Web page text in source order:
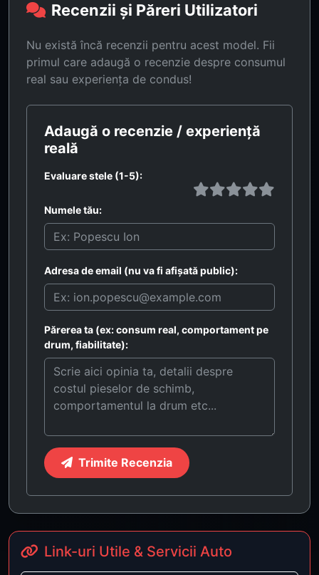
Recenzii și Păreri Utilizatori
Nu există încă recenzii pentru acest model. Fii
primul care adaugă o recenzie despre consumul
real sau experiența de condus!
Adaugă o recenzie / experiență
reală
Evaluare stele (1-5):
Numele tău:
Adresa de email (nu va fi afișată public):
Părerea ta (ex: consum real, comportament pe
drum, fiabilitate):
Trimite Recenzia
Link-uri Utile & Servicii Auto